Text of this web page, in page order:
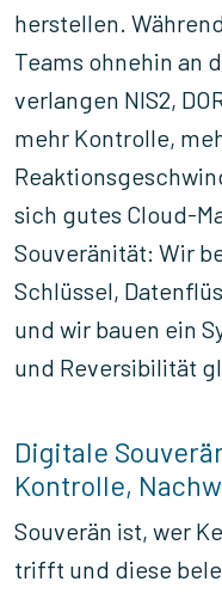
herstellen.
Teams ohnehin an
verlangen NIS2,
mehr Kontrolle,
sich gutes Cloud-
Souveränität: Wir
Schlüssel,
und wir bauen ein
und Reversibilität
Digitale
Kontrolle,
Souverän ist, wer
trifft und diese